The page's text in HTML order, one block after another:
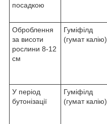
посадкою
Оброблення
за висоти
рослини 8-12
см
Гуміфілд
(гумат калію)
У період
бутонізації
Гуміфілд
(гумат калію)